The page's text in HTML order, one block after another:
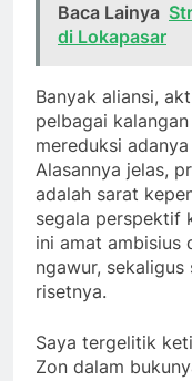
Baca Lainya
di Lokapasar
Banyak aliansi,
pelbagai
mereduksi
Alasannya jelas,
adalah sarat
segala perspektif
ini amat ambisius
ngawur,
risetnya.
Saya tergelitik
Zon dalam